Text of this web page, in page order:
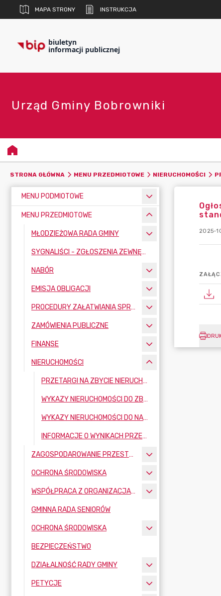
MAPA STRONY INSTRUKCJA
biuletyn
informacji publicznej
Urząd Gminy Bobrowniki
STRONA GŁÓWNA MENU PRZEDMIOTOWE NIERUCHOMOŚCI
MENU PODMIOTOWE
MENU PRZEDMIOTOWE
MŁODZIEŻOWA RADA GMINY
SYGNALIŚCI - ZGŁOSZENIA ZEWNĘTRZNE
NABÓR
EMISJA OBLIGACJI
PROCEDURY ZAŁATWIANIA SPRAW
ZAMÓWIENIA PUBLICZNE
FINANSE
NIERUCHOMOŚCI
PRZETARGI NA ZBYCIE NIERUCHOMOŚCI
WYKAZY NIERUCHOMOŚCI DO ZBYCIA
WYKAZY NIERUCHOMOŚCI DO NAJMU, DZIERŻAWY, UŻYCZENIA
INFORMACJE O WYNIKACH PRZETARGÓW
ZAGOSPODAROWANIE PRZESTRZENNE
OCHRONA ŚRODOWISKA
WSPÓŁPRACA Z ORGANIZACJAMI POZARZĄDOWYMI
GMINNA RADA SENIORÓW
OCHRONA ŚRODOWISKA
BEZPIECZEŃSTWO
DZIAŁALNOŚĆ RADY GMINY
PETYCJE
2025-